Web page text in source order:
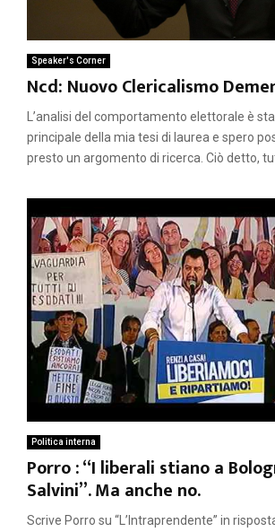
Speaker's Corner
Ncd: Nuovo Clericalismo
L’analisi del comportamento elettorale è
principale della mia tesi di laurea e spero
presto un argomento di ricerca. Ciò detto,
Politica interna
Porro : “I liberali stiano a
Salvini”. Ma anche no.
Scrive Porro su “L’Intraprendente” in